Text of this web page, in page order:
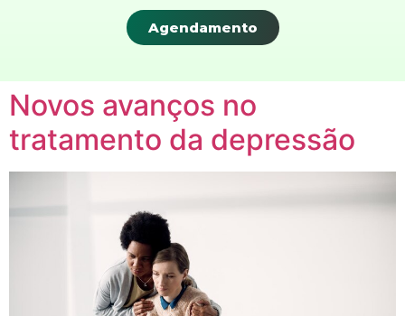
Agendamento
Novos avanços no
tratamento da depressão